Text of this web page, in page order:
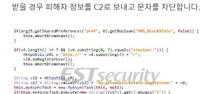
받을 경우 피해자 정보를 C2로 보내고 문자를 차단합니다.